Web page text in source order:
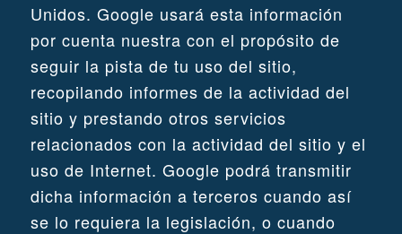
Unidos. Google usará esta información
por cuenta nuestra con el propósito de
seguir la pista de tu uso del sitio,
recopilando informes de la actividad del
sitio y prestando otros servicios
relacionados con la actividad del sitio y el
uso de Internet. Google podrá transmitir
dicha información a terceros cuando así
se lo requiera la legislación, o cuando